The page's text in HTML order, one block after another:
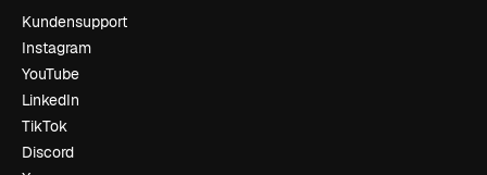
Kundensupport
Instagram
YouTube
LinkedIn
TikTok
Discord